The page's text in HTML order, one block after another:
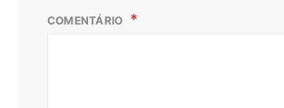
COMENTÁRIO